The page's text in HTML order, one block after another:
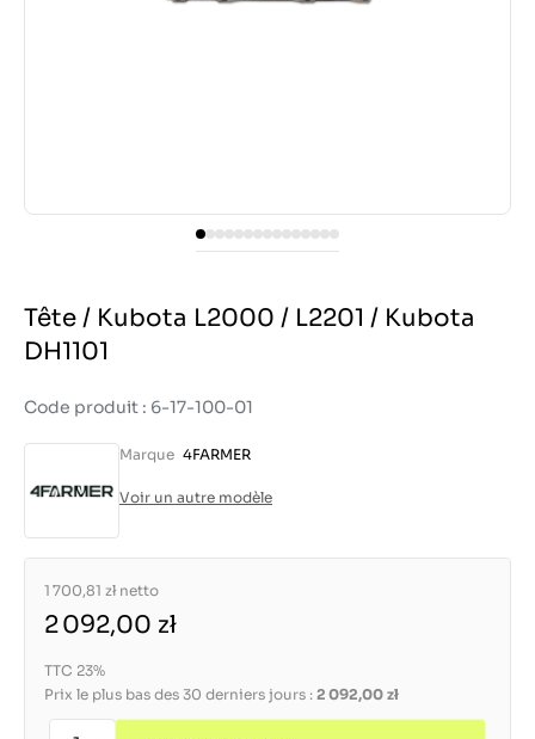
Tête / Kubota L2000 / L2201 / Kubota
DH1101
Code produit : 6-17-100-01
Marque 4FARMER
Voir un autre modèle
1 700,81 zł netto
2 092,00 zł
TTC 23%
Prix le plus bas des 30 derniers jours : 2 092,00 zł